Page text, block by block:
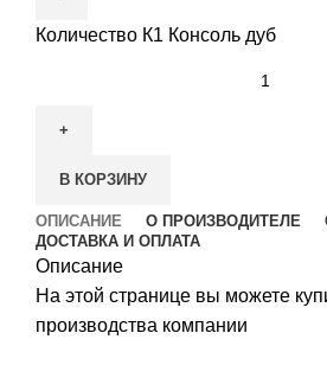
Количество К1 Консоль дуб
В КОРЗИНУ
ОПИСАНИЕ О ПРОИЗВОДИТЕЛЕ
ДОСТАВКА И ОПЛАТА
Описание
На этой странице вы можете
производства компании